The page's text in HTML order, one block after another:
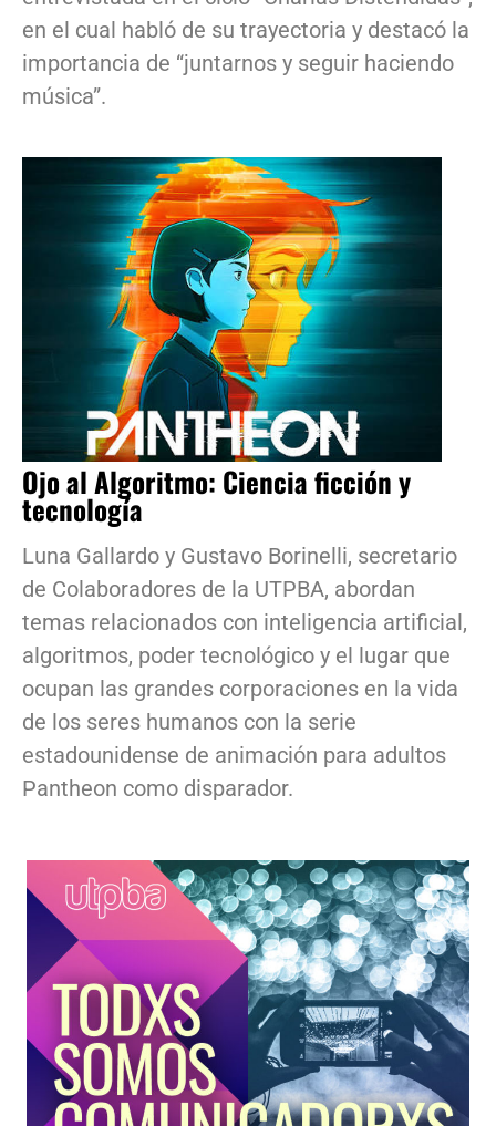
en el cual habló de su trayectoria y destacó la
importancia de “juntarnos y seguir haciendo
música”.
Ojo al Algoritmo: Ciencia ficción y
tecnología
Luna Gallardo y Gustavo Borinelli, secretario
de Colaboradores de la UTPBA, abordan
temas relacionados con inteligencia artificial,
algoritmos, poder tecnológico y el lugar que
ocupan las grandes corporaciones en la vida
de los seres humanos con la serie
estadounidense de animación para adultos
Pantheon como disparador.